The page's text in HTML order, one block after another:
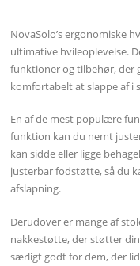
NovaSolo’s ergonomiske
ultimative hvileoplevelse.
funktioner og tilbehør, der
komfortabelt at slappe af i
En af de mest populære
funktion kan du nemt
kan sidde eller ligge
justerbar fodstøtte, så du
afslapning.
Derudover er mange af
nakkestøtte, der støtter
særligt godt for dem, der